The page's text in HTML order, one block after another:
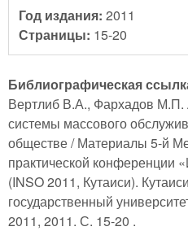
Год издания: 2011
Страницы: 15-20
Библиографическая
Вертлиб В.А., Фархадов М.П.
системы массового
обществе / Материалы 5-й
практической конференции
(INSO 2011, Кутаиси).
государственный
2011, 2011. С. 15-20 .